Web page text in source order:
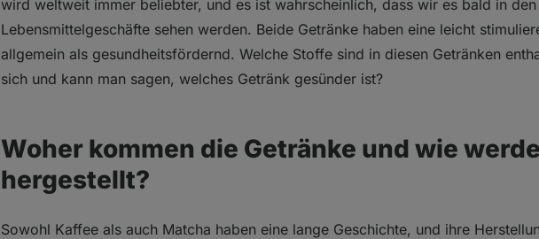
Antioxidantien
Theanin
BIO ⁠Japanischer Matcha Tee
Auch bei Kaffee geht es definitiv nicht nur um Koffein
Antioxidantien
BIO Frisch gerösteter Kaffee
Welches Getränk ist gesünder?
wird weltweit immer beliebter, und es ist wahrscheinlich, dass wir es bald in den
Lebensmittelgeschäfte sehen werden. Beide Getränke haben eine leicht
allgemein als gesundheitsfördernd. Welche Stoffe sind in diesen Getränken
sich und kann man sagen, welches Getränk gesünder ist?
Woher kommen die Getränke und wie
hergestellt?
Sowohl Kaffee als auch Matcha haben eine lange Geschichte, und ihre